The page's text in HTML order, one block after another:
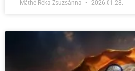
Máthé Réka Zsuzsánna 2026.01.28.